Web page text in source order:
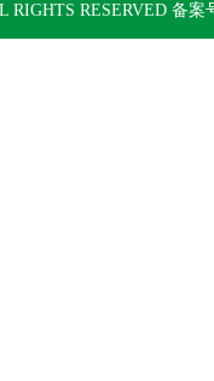
RESERVED 备案